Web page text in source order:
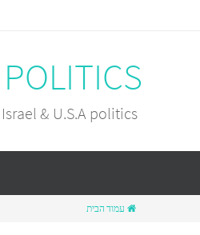
& U.S.A politics
עמוד הבית